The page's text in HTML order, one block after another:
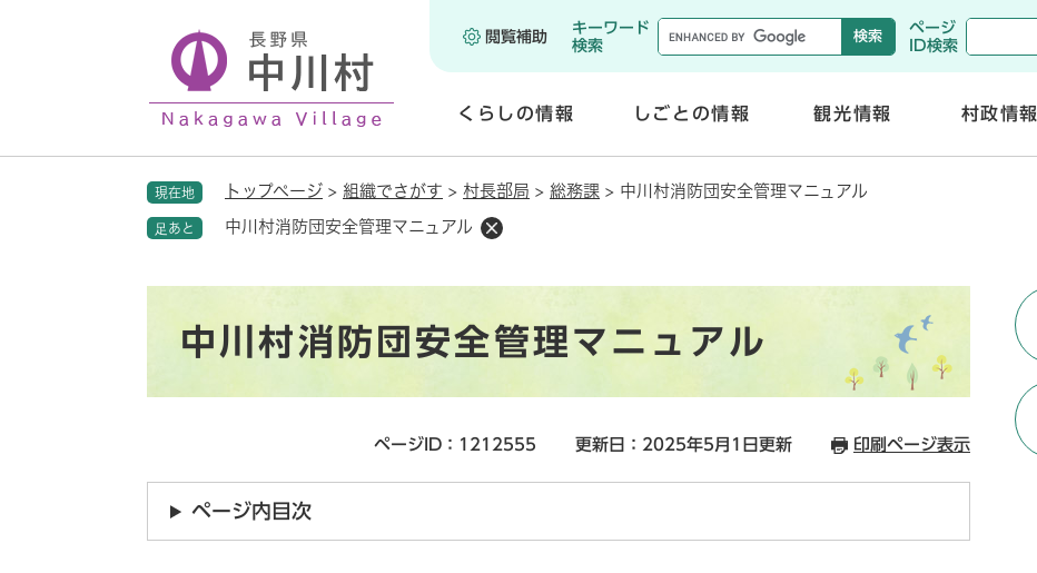
メニューを飛ばして本文へ
閲覧補助
キーワード
検索
ページ
ID検索
くらしの情報
く
しごとの情報
く
観光情報 村政情報
現在地 トップページ > 組織でさがす > 村長部局 > 総務課 > 中川村消防団安全管理マニュアル
足あと 中川村消防団安全管理マニュアル
中川村消防団安全管理マニュアル
ページID：1212555 更新日：2025年5月1日更新 印刷ページ表示
ページ内目次